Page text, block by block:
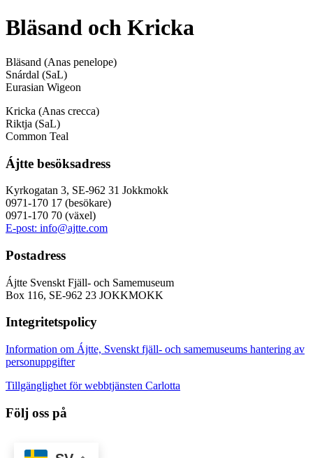
Bläsand och Kricka
Bläsand (Anas penelope)
Snárdal (SaL)
Eurasian Wigeon
Kricka (Anas crecca)
Riktja (SaL)
Common Teal
Ájtte besöksadress
Kyrkogatan 3, SE-962 31 Jokkmokk
0971-170 17 (besökare)
0971-170 70 (växel)
E-post: info@ajtte.com
Postadress
Ájtte Svenskt Fjäll- och Samemuseum
Box 116, SE-962 23 JOKKMOKK
Integritetspolicy
Information om Ájtte, Svenskt fjäll- och samemuseums hantering av
personuppgifter
Tillgänglighet för webbtjänsten Carlotta
Följ oss på